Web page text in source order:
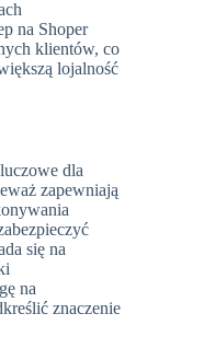
na Shoper
klientów, co
lojalność
dla
zapewniają
się na
na
znaczenie